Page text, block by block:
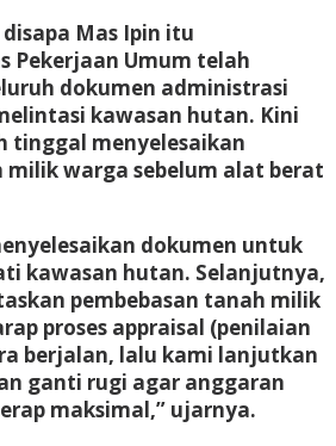
Mas Ipin itu
Pekerjaan Umum telah
dokumen administrasi
kawasan hutan. Kini
tinggal menyelesaikan
milik warga sebelum alat berat
dokumen untuk
kawasan hutan. Selanjutnya,
pembebasan tanah milik
proses appraisal (penilaian
berjalan, lalu kami lanjutkan
ganti rugi agar anggaran
maksimal,” ujarnya.